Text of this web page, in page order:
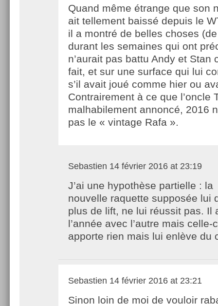
Quand même étrange que son
ait tellement baissé depuis le
il a montré de belles choses
durant les semaines qui ont
n’aurait pas battu Andy et Stan
fait, et sur une surface qui lui
s’il avait joué comme hier ou
Contrairement à ce que l’oncle
malhabilement annoncé, 2016
pas le « vintage Rafa ».
Sebastien 14 février 2016 at 23:19
J’ai une hypothèse partielle : la
nouvelle raquette supposée lui
plus de lift, ne lui réussit pas. Il
l’année avec l’autre mais celle-
apporte rien mais lui enlève du
Sebastien 14 février 2016 at 23:21
Sinon loin de moi de vouloir